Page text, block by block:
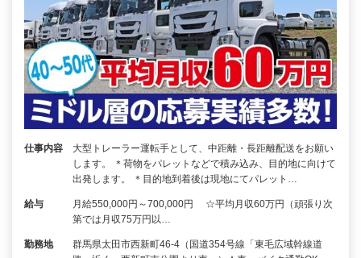
仕事内容
大型トレーラー運転手として、中距離・長距離配送をお願い
します。 ＊荷物をパレットなどで積み込み、目的地に向けて
出発します。 ＊目的地到着後は現地にてパレット…
給与
月給550,000円～700,000円 ☆平均月収60万円（頑張り次
第では月収75万円以…
勤務地
群馬県太田市西新町46-4（国道354号線「東毛広域幹線道